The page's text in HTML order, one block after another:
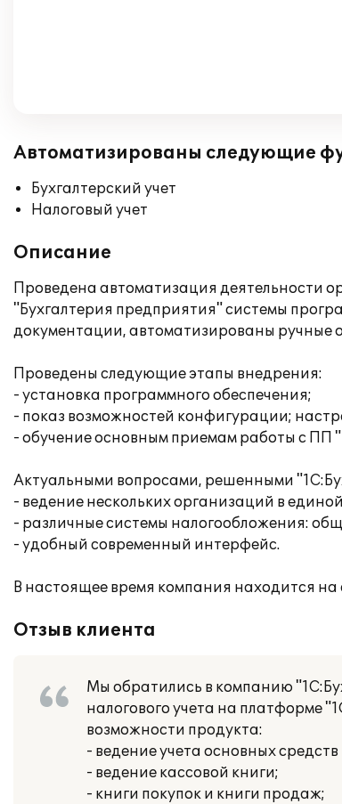
Автоматизированы следующие
Бухгалтерский учет
Налоговый учет
Описание
Проведена автоматизация деятельности
"Бухгалтерия предприятия" системы
документации, автоматизированы ручные
Проведены следующие этапы внедрения:
- установка программного обеспечения;
- показ возможностей конфигурации;
- обучение основным приемам работы с ПП
Актуальными вопросами, решенными
- ведение нескольких организаций в
- различные системы налогообложения:
- удобный современный интерфейс.
В настоящее время компания находится
Отзыв клиента
Мы обратились в компанию
налогового учета на платформе
возможности продукта:
- ведение учета основных
- ведение кассовой книги;
- книги покупок и книги продаж;